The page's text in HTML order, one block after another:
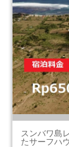
スンバワ島
たサーフハ